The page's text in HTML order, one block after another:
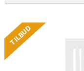
TILBUD